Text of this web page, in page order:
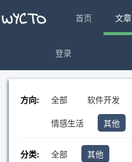
首页 文章
登录
方向: 全部 软件开发
情感生活
其他
分类: 全部 其他